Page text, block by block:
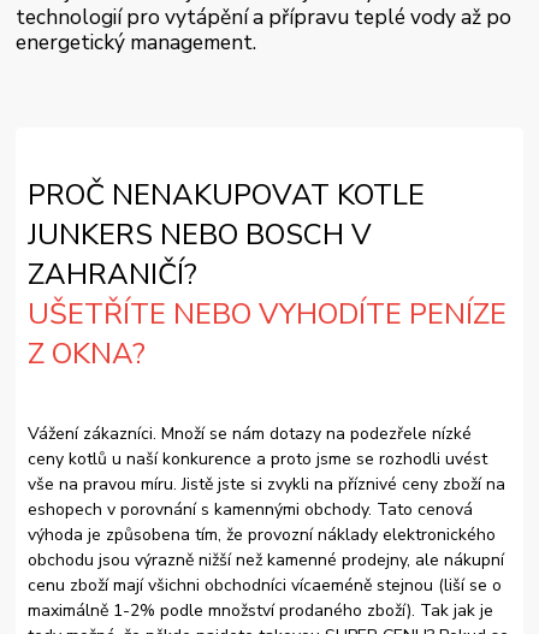
technologií pro vytápění a přípravu teplé vody až po
energetický management.
PROČ NENAKUPOVAT KOTLE
JUNKERS NEBO BOSCH V
ZAHRANIČÍ?
UŠETŘÍTE NEBO VYHODÍTE PENÍZE
Z OKNA?
Vážení zákazníci. Množí se nám dotazy na podezřele nízké
ceny kotlů u naší konkurence a proto jsme se rozhodli uvést
vše na pravou míru. Jistě jste si zvykli na příznivé ceny zboží na
eshopech v porovnání s kamennými obchody. Tato cenová
výhoda je způsobena tím, že provozní náklady elektronického
obchodu jsou výrazně nižší než kamenné prodejny, ale nákupní
cenu zboží mají všichni obchodníci vícaeméně stejnou (liší se o
maximálně 1-2% podle množství prodaného zboží). Tak jak je